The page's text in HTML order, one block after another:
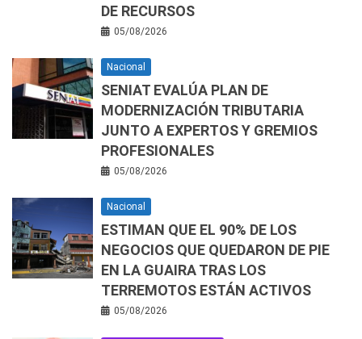
DE RECURSOS
05/08/2026
Nacional
SENIAT EVALÚA PLAN DE
MODERNIZACIÓN TRIBUTARIA
JUNTO A EXPERTOS Y GREMIOS
PROFESIONALES
05/08/2026
Nacional
ESTIMAN QUE EL 90% DE LOS
NEGOCIOS QUE QUEDARON DE PIE
EN LA GUAIRA TRAS LOS
TERREMOTOS ESTÁN ACTIVOS
05/08/2026